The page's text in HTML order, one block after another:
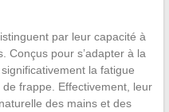
par leur capacité à
Conçus pour s’adapter à la
la fatigue
frappe. Effectivement, leur
des mains et des